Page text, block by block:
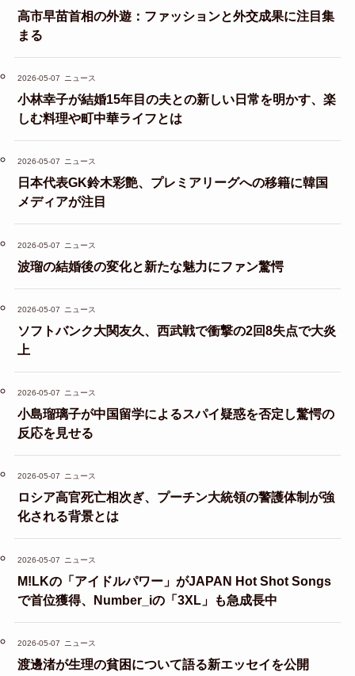
高市早苗首相の外遊：ファッションと外交成果に注目集
まる
2026-05-07 ニュース
小林幸子が結婚15年目の夫との新しい日常を明かす、楽
しむ料理や町中華ライフとは
2026-05-07 ニュース
日本代表GK鈴木彩艶、プレミアリーグへの移籍に韓国
メディアが注目
2026-05-07 ニュース
波瑠の結婚後の変化と新たな魅力にファン驚愕
2026-05-07 ニュース
ソフトバンク大関友久、西武戦で衝撃の2回8失点で大炎
上
2026-05-07 ニュース
小島瑠璃子が中国留学によるスパイ疑惑を否定し驚愕の
反応を見せる
2026-05-07 ニュース
ロシア高官死亡相次ぎ、プーチン大統領の警護体制が強
化される背景とは
2026-05-07 ニュース
M!LKの「アイドルパワー」がJAPAN Hot Shot Songs
で首位獲得、Number_iの「3XL」も急成長中
2026-05-07 ニュース
渡邊渚が生理の貧困について語る新エッセイを公開